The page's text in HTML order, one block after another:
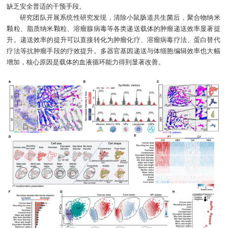
缺乏安全普适的干预手段。
研究团队开展系统性研究发现，清除小鼠肠道共生菌后，聚合物纳米
颗粒、脂质纳米颗粒、溶瘤腺病毒等各类递送载体的肿瘤递送效率显著提
升。递送效率的提升可以直接转化为肿瘤化疗、溶瘤病毒疗法、蛋白替代
疗法等抗肿瘤手段的疗效提升。多器官基因递送与体细胞编辑效率也大幅
增加，核心原因是载体的血液循环能力得到显著改善。